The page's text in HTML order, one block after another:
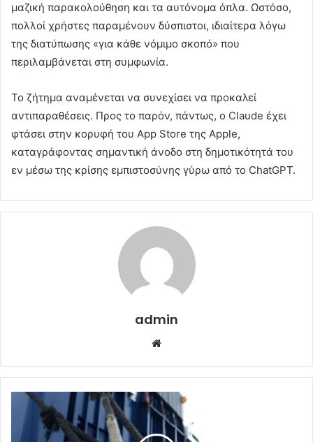
μαζική παρακολούθηση και τα αυτόνομα όπλα. Ωστόσο,
πολλοί χρήστες παραμένουν δύσπιστοι, ιδιαίτερα λόγω
της διατύπωσης «για κάθε νόμιμο σκοπό» που
περιλαμβάνεται στη συμφωνία.
Το ζήτημα αναμένεται να συνεχίσει να προκαλεί
αντιπαραθέσεις. Προς το παρόν, πάντως, ο Claude έχει
φτάσει στην κορυφή του App Store της Apple,
καταγράφοντας σημαντική άνοδο στη δημοτικότητά του
εν μέσω της κρίσης εμπιστοσύνης γύρω από το ChatGPT.
admin